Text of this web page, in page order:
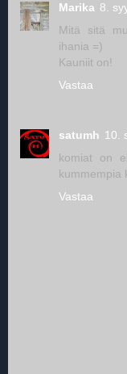
Marika 8.
Mitä sitä
ihania =)
Kauniit on!
Vastaa
satumh 10.
komiat on
kummempia
Vastaa